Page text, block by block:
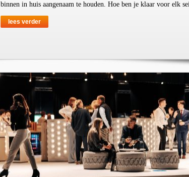
binnen in huis aangenaam te houden. Hoe ben je klaar voor elk
lees verder